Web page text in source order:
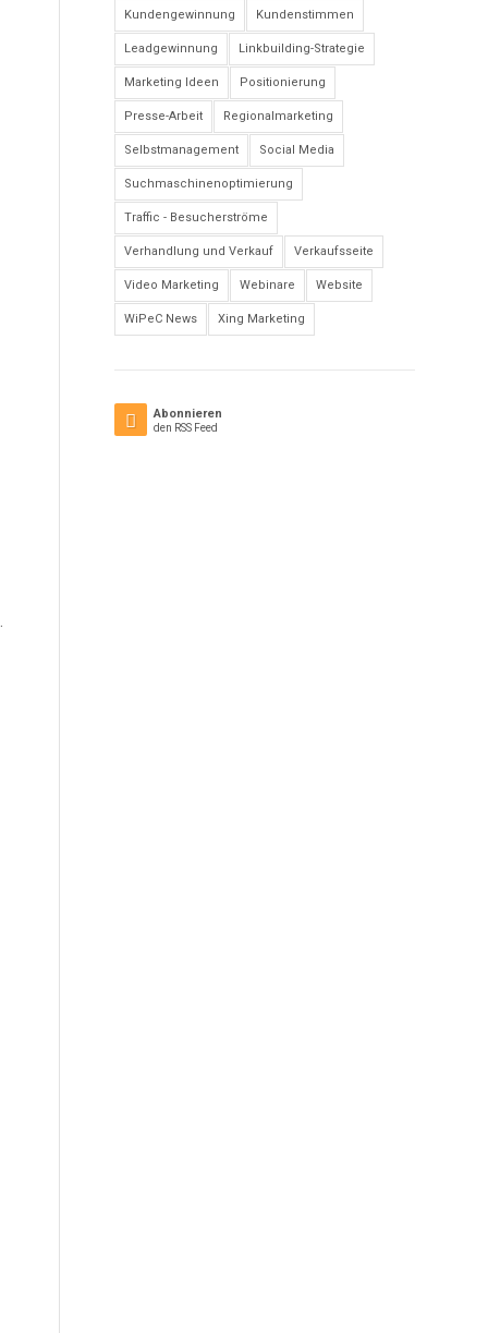
Kundengewinnung Kundenstimmen
Leadgewinnung Linkbuilding-Strategie
Marketing Ideen Positionierung
Presse-Arbeit Regionalmarketing
Selbstmanagement Social Media
Suchmaschinenoptimierung
Traffic - Besucherströme
Verhandlung und Verkauf Verkaufsseite
Video Marketing Webinare Website
WiPeC News Xing Marketing
Abonnieren
den RSS Feed